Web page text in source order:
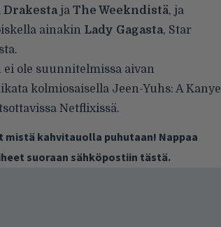
Drakestaja The Weekndistä, ja
ainakin Lady Gagasta, Star
ole suunnitelmissa aivan
kolmiosaisella Jeen-Yuhs: A Kanye
Netflixissä.
mistä kahvitauolla puhutaan! Nappaa
suoraan sähköpostiin tästä.